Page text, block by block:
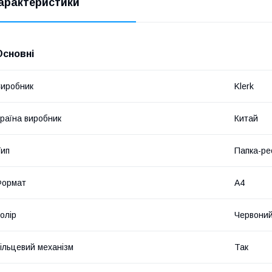
Klerk
виробник Китай
Папка-
A4
Червоний
механізм Так